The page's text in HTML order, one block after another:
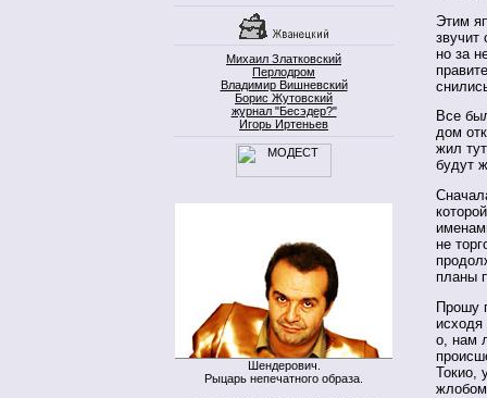
Михаил Златковский
Перлодром
Владимир Вишневский
Борис Жутовский
журнал "Бесэдер?"
Игорь Иртеньев
Шендерович.
Рыцарь непечатного образа.
Этим
звучит
но за
Все
дом
жил
будут
не
планы
Прошу
исходя
о, нам
Токио,